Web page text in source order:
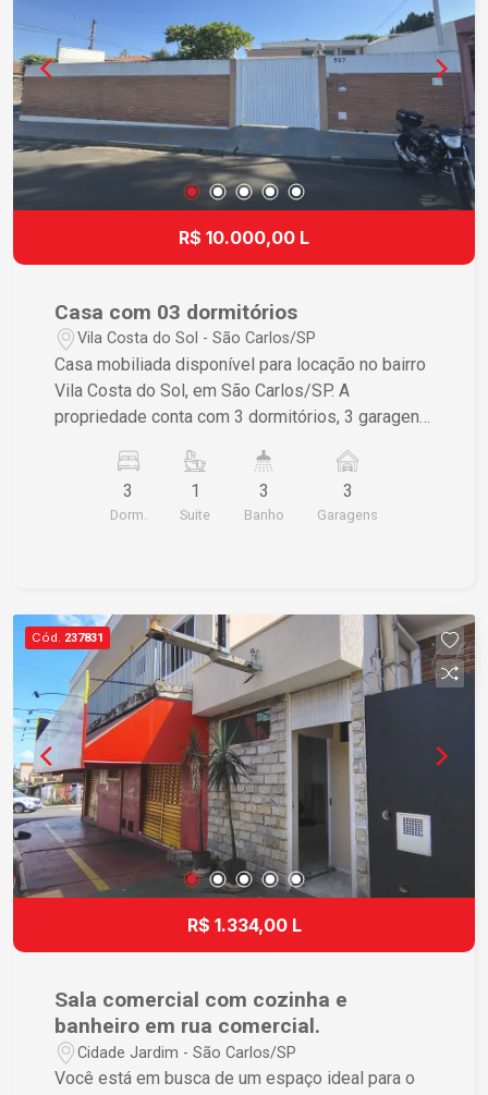
R$ 10.000,00 L
Casa com 03 dormitórios
Vila Costa do Sol - São Carlos/SP
Casa mobiliada disponível para locação no bairro
Vila Costa do Sol, em São Carlos/SP. A
propriedade conta com 3 dormitórios, 3 garagens
um terreno de 600,00 m². Se você está em busca
de um espaço amplo e confortável, essa pode
ser uma ótima opção. Para mais informações,
3
Dorm.
1
Suite
3
Banho
3
Garagens
Cód. 237831
R$ 1.334,00 L
Sala comercial com cozinha e
banheiro em rua comercial.
Cidade Jardim - São Carlos/SP
Você está em busca de um espaço ideal para o